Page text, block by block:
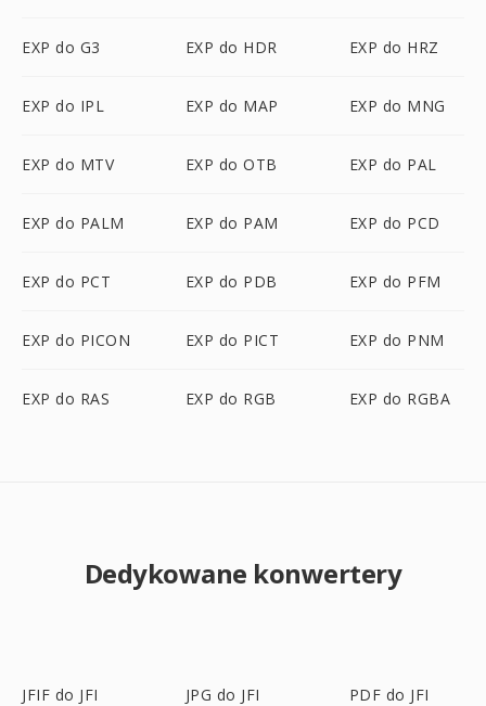
EXP do G3 EXP do HDR EXP do HRZ
EXP do IPL EXP do MAP EXP do MNG
EXP do MTV EXP do OTB EXP do PAL
EXP do PALM EXP do PAM EXP do PCD
EXP do PCT EXP do PDB EXP do PFM
EXP do PICON EXP do PICT EXP do PNM
EXP do RAS EXP do RGB EXP do RGBA
Dedykowane konwertery
JFIF do JFI JPG do JFI PDF do JFI